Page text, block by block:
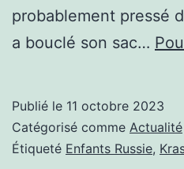
probablement pressé
a bouclé son sac…
Publié le 11 octobre 2023
Catégorisé comme Actualité
Étiqueté Enfants Russie,